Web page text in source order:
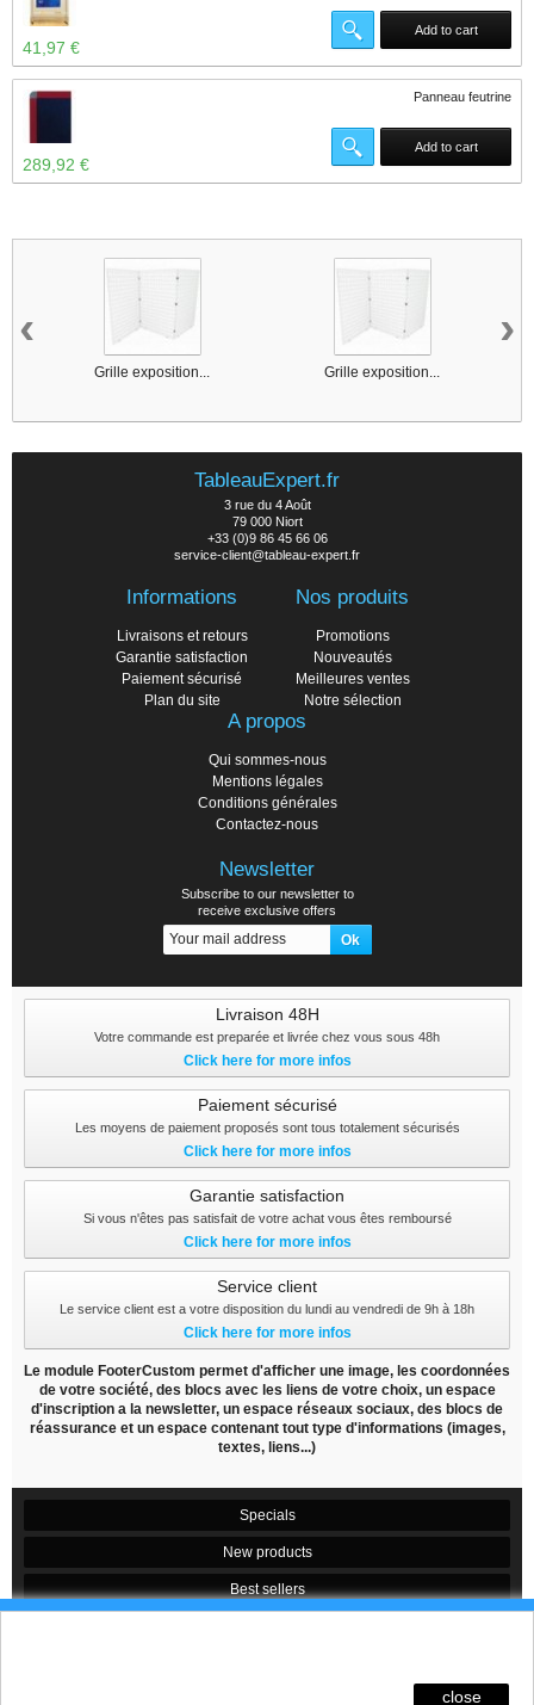
41,97 €
Add to cart
Panneau feutrine
289,92 €
Add to cart
Grille exposition... Grille exposition...
‹ ›
TableauExpert.fr
3 rue du 4 Août
79 000 Niort
+33 (0)9 86 45 66 06
service-client@tableau-expert.fr
Informations
Livraisons et retours
Garantie satisfaction
Paiement sécurisé
Plan du site
Nos produits
Promotions
Nouveautés
Meilleures ventes
Notre sélection
A propos
Qui sommes-nous
Mentions légales
Conditions générales
Contactez-nous
Newsletter
Subscribe to our newsletter to
receive exclusive offers
Livraison 48H
Votre commande est preparée et livrée chez vous sous 48h
Click here for more infos
Paiement sécurisé
Les moyens de paiement proposés sont tous totalement sécurisés
Click here for more infos
Garantie satisfaction
Si vous n'êtes pas satisfait de votre achat vous êtes remboursé
Click here for more infos
Service client
Le service client est a votre disposition du lundi au vendredi de 9h à 18h
Click here for more infos
Le module FooterCustom permet d'afficher une image, les coordonnées
de votre société, des blocs avec les liens de votre choix, un espace
d'inscription a la newsletter, un espace réseaux sociaux, des blocs de
réassurance et un espace contenant tout type d'informations (images,
textes, liens...)
Specials
New products
Best sellers
close